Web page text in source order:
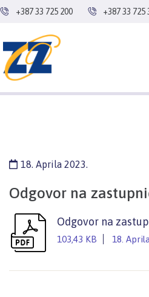
+387 33 725 200 +387 33 725
18. Aprila 2023.
Odgovor na
Odgovor na
103,43 KB 18.